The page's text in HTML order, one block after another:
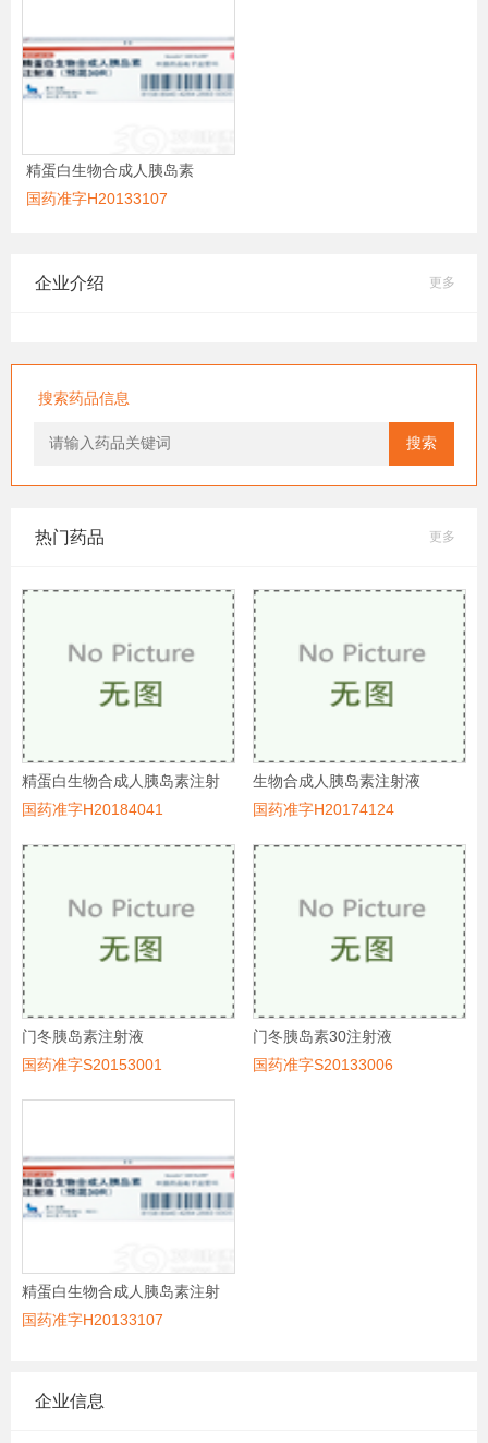
精蛋白生物合成人胰岛素
国药准字H20133107
企业介绍 更多
搜索药品信息
搜索
热门药品 更多
精蛋白生物合成人胰岛素注射
液(预混50R)
国药准字H20184041
生物合成人胰岛素注射液
国药准字H20174124
门冬胰岛素注射液
国药准字S20153001
门冬胰岛素30注射液
国药准字S20133006
精蛋白生物合成人胰岛素注射
液(预混30R)
国药准字H20133107
企业信息